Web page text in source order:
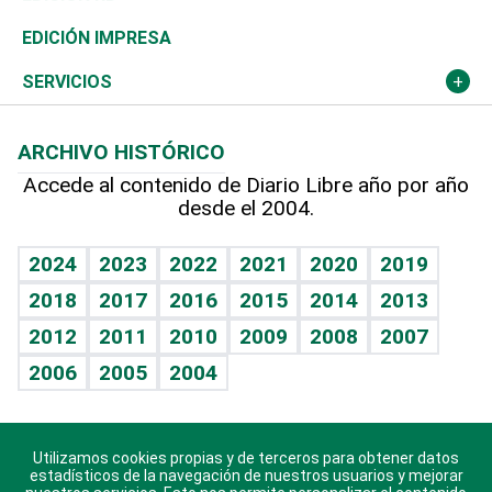
Caribe
Resto del mundo
Global y variable
Economía personal
Novedades
Podcast Arte Libre
Hablando con el pediatra
Vida y familia
Eñe
Celebrando la vida
Sin complejos
En pocas palabras
Escuchando al corazón
Olimpismo
Más deportes
Línea de hit
TBT Deportivo
Noticiero Poteleche
Columnistas
Martes de tecnología
Cambio climático
Deportes
Opinión
Hecho en casa
Guía del dinero
EDICIÓN IMPRESA
SERVICIOS
Cumpleaños
Horóscopos
Crucigramas
ARCHIVO HISTÓRICO
Accede al contenido de Diario Libre año por año
desde el 2004.
2024 2023 2022 2021 2020
2019
2018
2017 2016 2015 2014
2013
2012
2011 2010 2009 2008
2007
2006
2005 2004
Descarga nuestras aplicaciones para Android, iOS y
sistema Huawei.
Utilizamos cookies propias y de terceros para obtener datos
estadísticos de la navegación de nuestros usuarios y mejorar